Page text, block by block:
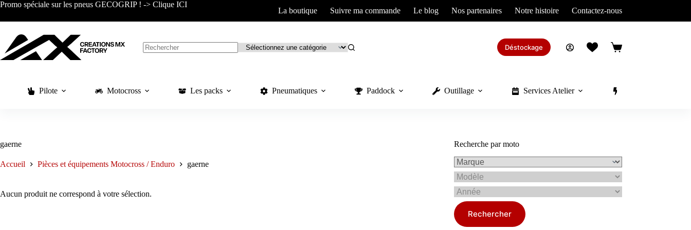
Passer
contenu
Promo spéciale sur les pneus GECOGRIP ! -> Clique ICI
La boutique Suivre ma commande Le blog Nos partenaires Notre histoire Contactez-nous
Déstockage
Panier
Pilote Motocross Les packs Pneumatiques Paddock Outillage Services Atelier
gaerne
Accueil Pièces et équipements Motocross / Enduro gaerne
Aucun produit ne correspond à votre sélection.
Recherche par moto
Rechercher